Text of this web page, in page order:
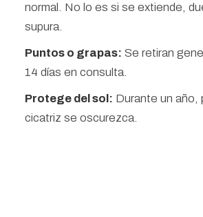
normal. No lo es si se extiende,
supura.
Puntos o grapas: Se retiran
14 días en consulta.
Protege del sol: Durante un año,
cicatriz se oscurezca.